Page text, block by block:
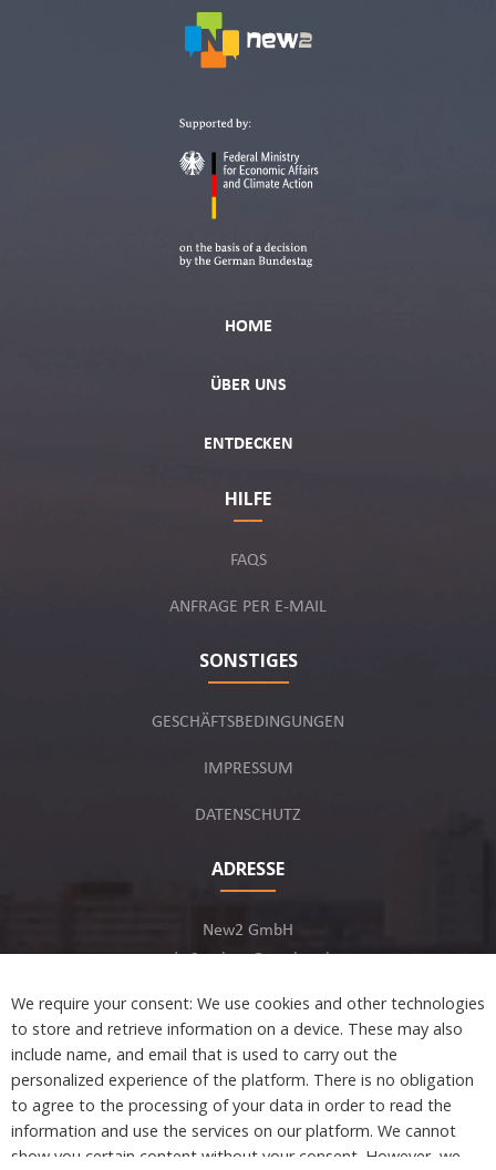
HOME
ÜBER UNS
ENTDECKEN
HILFE
FAQS
ANFRAGE PER E-MAIL
SONSTIGES
GESCHÄFTSBEDINGUNGEN
IMPRESSUM
DATENSCHUTZ
ADRESSE
New2 GmbH
c/o Stephan Ottenbruch
Developed by
We require your consent: We use cookies and other technologies
to store and retrieve information on a device. These may also
include name, and email that is used to carry out the
personalized experience of the platform. There is no obligation
to agree to the processing of your data in order to read the
information and use the services on our platform. We cannot
show you certain content without your consent. However, we